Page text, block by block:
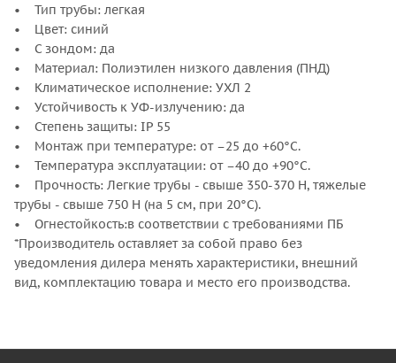
• Тип трубы: легкая
• Цвет: синий
• С зондом: да
• Материал: Полиэтилен низкого давления (ПНД)
• Климатическое исполнение: УХЛ 2
• Устойчивость к УФ-излучению: да
• Степень защиты: IP 55
• Монтаж при температуре: от –25 до +60°С.
• Температура эксплуатации: от –40 до +90°С.
• Прочность: Легкие трубы - свыше 350-370 Н, тяжелые
трубы - свыше 750 Н (на 5 см, при 20°С).
• Огнестойкость:в соответствии с требованиями ПБ
*Производитель оставляет за собой право без
уведомления дилера менять характеристики, внешний
вид, комплектацию товара и место его производства.